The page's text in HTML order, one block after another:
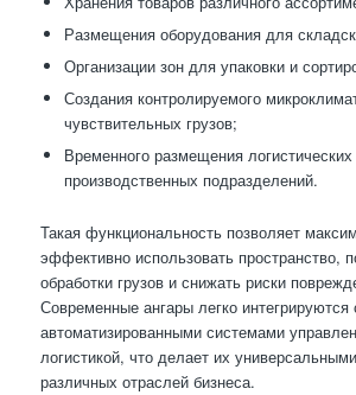
Размещения оборудования для
Организации зон для упаковки и
Создания контролируемого
чувствительных грузов;
Временного размещения логистических
производственных подразделений.
Такая функциональность позволяет
эффективно использовать пространство,
обработки грузов и снижать риски
Современные ангары легко интегрируются
автоматизированными системами
логистикой, что делает их
различных отраслей бизнеса.